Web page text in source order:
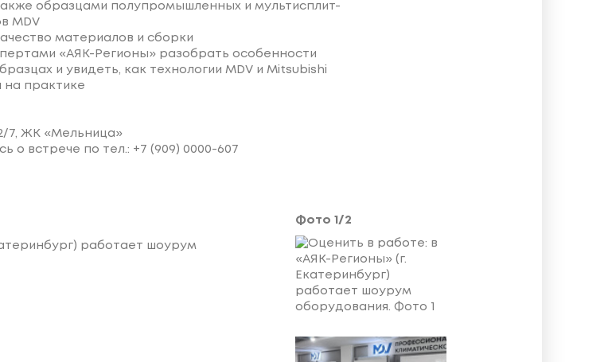
образцами полупромышленных и мультисплит-
MDV
материалов и сборки
«АЯК-Регионы» разобрать особенности
и увидеть, как технологии MDV и Mitsubishi
на практике
7, ЖК «Мельница»
о встрече по тел.: +7 (909) 0000-607
Фото 1 /2